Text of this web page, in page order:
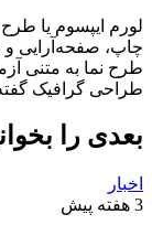
لورم ایپسوم یا
چاپ، صفحه‌آرایی و
طرح‌ نما به متنی
طراحی گرافیک
بعدی را
اخبار
3 هفته پیش